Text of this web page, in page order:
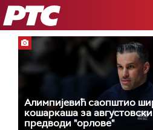
РТС
Алимпијевић саопштио
кошаркаша за
предводи "орлове"